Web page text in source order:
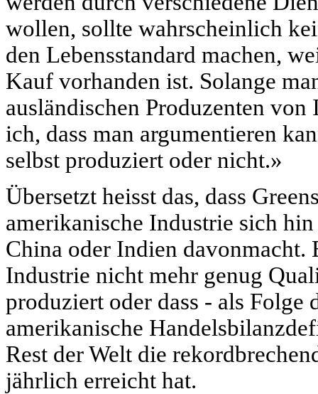
wollen, sollte wahrscheinlich
den Lebensstandard machen,
Kauf vorhanden ist. Solange
ausländischen Produzenten
ich, dass man argumentieren
selbst produziert oder nicht.»
Übersetzt heisst das, dass
amerikanische Industrie sich
China oder Indien davonmacht.
Industrie nicht mehr genug
produziert oder dass - als Folge
amerikanische
Rest der Welt die
jährlich erreicht hat.